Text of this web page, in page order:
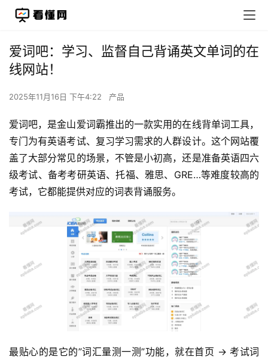
爱词吧：学习、监督自己背诵英文单词的在
线网站！
2025年11月16日 下午4:22 产品
爱词吧，是金山爱词霸推出的一款实用的在线背单词工具，
专门为有英语考试、复习学习需求的人群设计。这个网站覆
盖了大部分常见的场景，不管是小初高，还是准备英语四六
级考试、备考考研英语、托福、雅思、GRE…等难度较高的
考试，它都能提供对应的词表背诵服务。
最贴心的是它的”词汇量测一测”功能，就在首页 → 考试词